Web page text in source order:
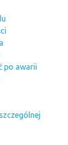
po awarii